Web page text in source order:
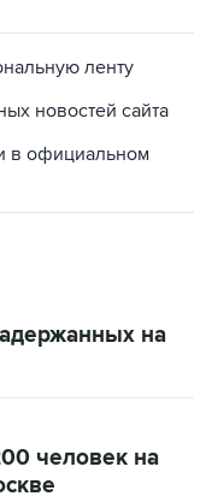
ленту
новостей сайта
в официальном
на
человек на